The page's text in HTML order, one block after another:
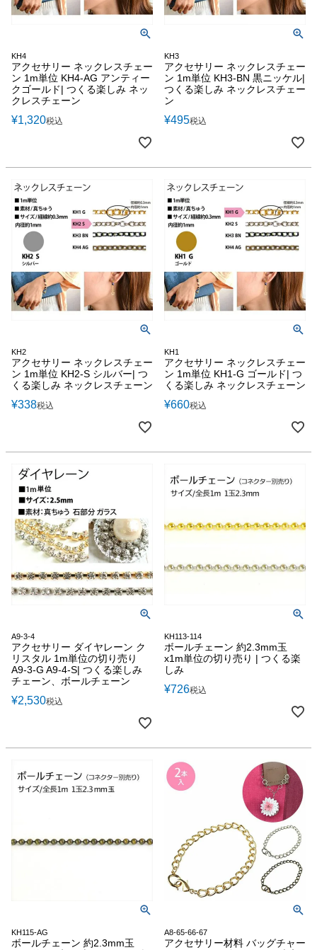
KH4
アクセサリー ネックレスチェー
ン 1m単位 KH4-AG アンティー
クゴールド| つくる楽しみ ネッ
クレスチェーン
¥1,320税込
KH3
アクセサリー ネックレスチェー
ン 1m単位 KH3-BN 黒ニッケル|
つくる楽しみ ネックレスチェー
ン
¥495税込
KH2
アクセサリー ネックレスチェー
ン 1m単位 KH2-S シルバー| つ
くる楽しみ ネックレスチェーン
¥338税込
KH1
アクセサリー ネックレスチェー
ン 1m単位 KH1-G ゴールド| つ
くる楽しみ ネックレスチェーン
¥660税込
A9-3-4
アクセサリー ダイヤレーン ク
リスタル 1m単位の切り売り
A9-3-G A9-4-S| つくる楽しみ
チェーン、ボールチェーン
¥2,530税込
KH113-114
ボールチェーン 約2.3mm玉
x1m単位の切り売り | つくる楽
しみ
¥726税込
KH115-AG
ボールチェーン 約2.3mm玉
A8-65-66-67
アクセサリー材料 バッグチャー